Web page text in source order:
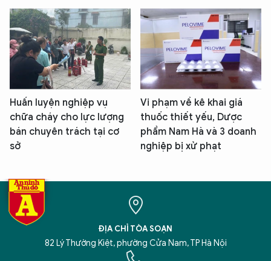
Huấn luyện nghiệp vụ
chữa cháy cho lực lượng
bán chuyên trách tại cơ
sở
Vi phạm về kê khai giá
thuốc thiết yếu, Dược
phẩm Nam Hà và 3 doanh
nghiệp bị xử phạt
ĐỊA CHỈ TÒA SOẠN
82 Lý Thường Kiệt, phường Cửa Nam, TP Hà Nội